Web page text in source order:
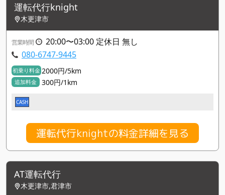
運転代行knight
木更津市
営業時間
20:00〜03:00 定休日 無し
080-6747-9445
初乗り料金 2000円/5km
追加料金 300円/1km
CASH
運転代行knightの料金詳細を見る
AT運転代行
木更津市,君津市